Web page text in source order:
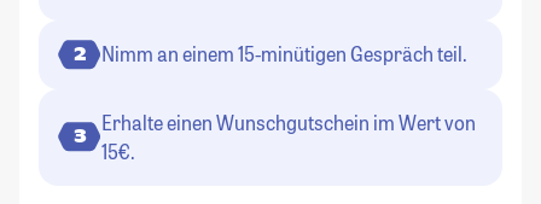
2 Nimm an einem 15-minütigen Gespräch teil.
3
Erhalte einen Wunschgutschein im Wert von
15€.